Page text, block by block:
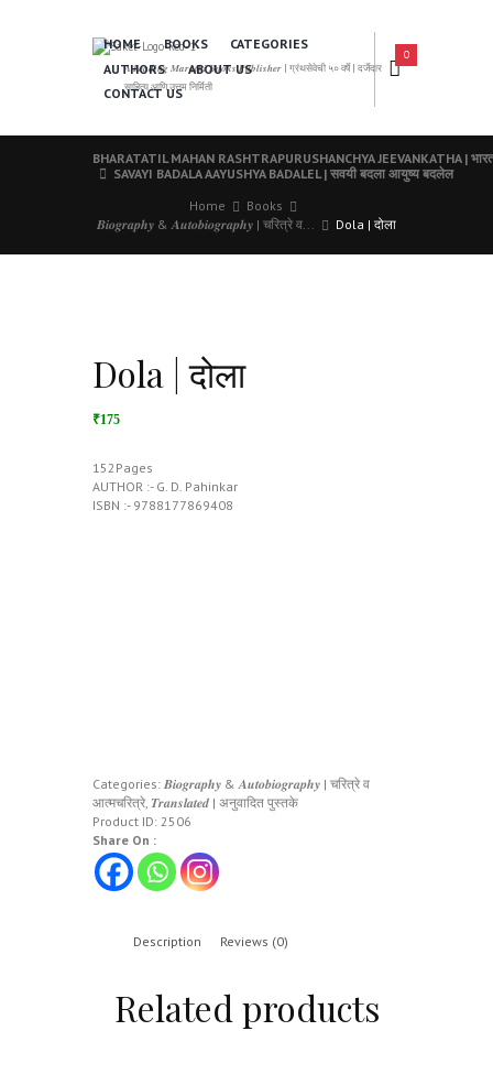
𝑨 𝑳𝒆𝒂𝒅𝒊𝒏𝒈 𝑴𝒂𝒓𝒂𝒕𝒉𝒊 𝑩𝒐𝒐𝒌𝒔 𝑷𝒖𝒃𝒍𝒊𝒔𝒉𝒆𝒓 | ग्रंथसेवेची ५० वर्षे | दर्जेदार
साहित्य आणि उत्तम निर्मिती
HOME BOOKS
CATEGORIES
AUTHORS
ABOUT US
CONTACT US
0
BHARATATIL MAHAN RASHTRAPURUSHANCHYA JEEVANKATHA |
SAVAYI BADALA AAYUSHYA BADALEL | सवयी बदला आयुष्य बदलेल
Home
Books
𝑩𝒊𝒐𝒈𝒓𝒂𝒑𝒉𝒚 & 𝑨𝒖𝒕𝒐𝒃𝒊𝒐𝒈𝒓𝒂𝒑𝒉𝒚 | चरित्रे व...
Dola | दोला
Dola | दोला
₹175
152Pages
AUTHOR :- G. D. Pahinkar
ISBN :- 9788177869408
Categories: 𝑩𝒊𝒐𝒈𝒓𝒂𝒑𝒉𝒚 & 𝑨𝒖𝒕𝒐𝒃𝒊𝒐𝒈𝒓𝒂𝒑𝒉𝒚 | चरित्रे व
आत्मचरित्रे, 𝑻𝒓𝒂𝒏𝒔𝒍𝒂𝒕𝒆𝒅 | अनुवादित पुस्तके
Product ID: 2506
Share On :
Description Reviews (0)
Related products